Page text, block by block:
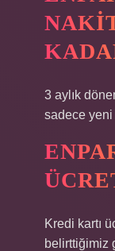
3 aylık
sadece
Kredi kartı
belirttiğimiz